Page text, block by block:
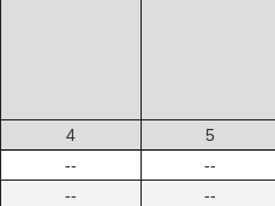
4
--
--
5
--
--